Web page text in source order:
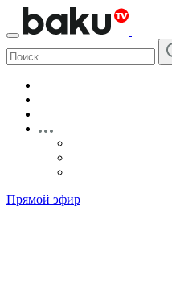
Прямой эфир